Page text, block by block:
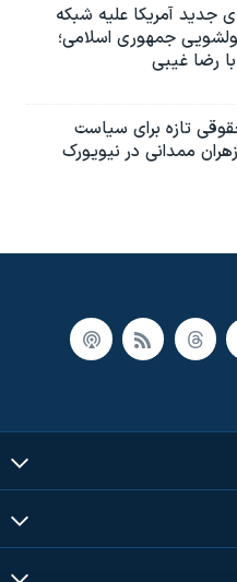
جدید آمریکا علیه شبکه
جمهوری اسلامی؛
رضا غیبی
تازه برای سیاست
ممدانی در نیویورک